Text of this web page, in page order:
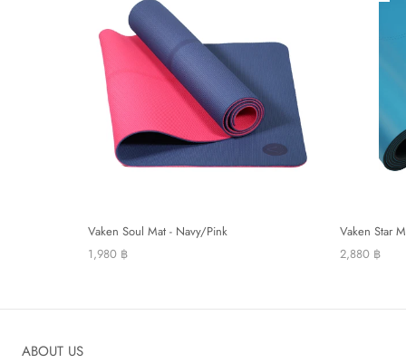
Vaken Soul Mat - Navy/Pink
1,980 ฿
Vaken Star
2,880 ฿
ABOUT US